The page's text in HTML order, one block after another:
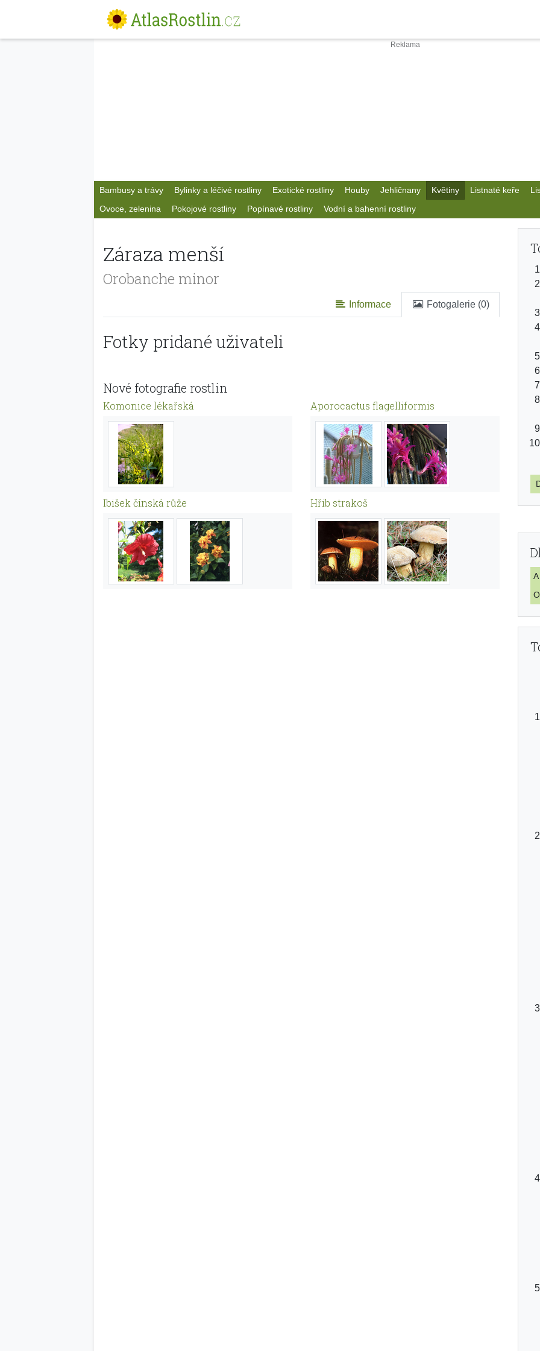
Bambusy a trávy Bylinky a léčivé rostliny Exotické rostliny Houby Jehličnany Květiny Listnaté keře
Ovoce, zelenina
Pokojové rostliny Popínavé rostliny Vodní a bahenní rostliny
Záraza menší
Orobanche minor
Informace Fotogalerie (0)
Fotky pridané uživateli
Nové fotografie rostlin
Komonice lékařská Aporocactus flagelliformis
Ibišek čínská růže Hřib strakoš
A
O